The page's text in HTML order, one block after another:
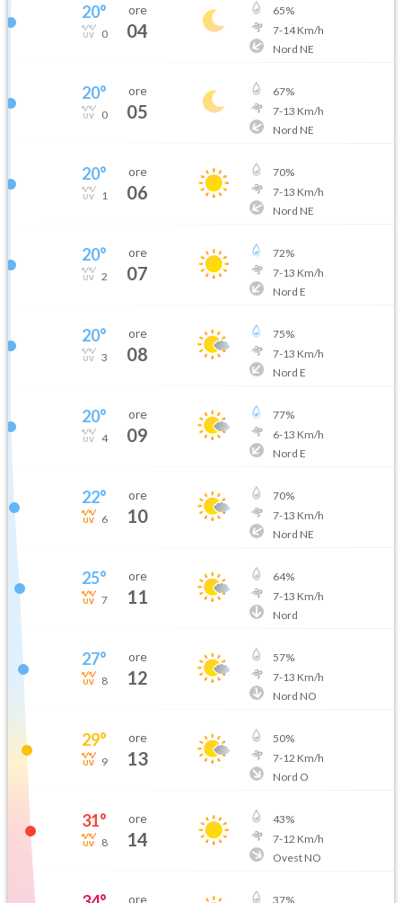
20°
0
ore
04
65%
7-14Km/h
Nord NE
20°
0
ore
05
67%
7-13 Km/h
Nord NE
20°
1
ore
06
70%
7-13 Km/h
Nord NE
20°
2
ore
07
72%
7-13 Km/h
Nord E
20°
3
ore
08
75%
7-13 Km/h
Nord E
20°
4
ore
09
77%
6-13 Km/h
Nord E
22°
6
ore
10
70%
7-13 Km/h
Nord NE
25°
7
ore
11
64%
7-13 Km/h
Nord
27°
8
ore
12
57%
7-13 Km/h
Nord NO
29°
9
ore
13
50%
7-12 Km/h
Nord O
31°
8
ore
14
43%
7-12 Km/h
Ovest NO
ore 37%